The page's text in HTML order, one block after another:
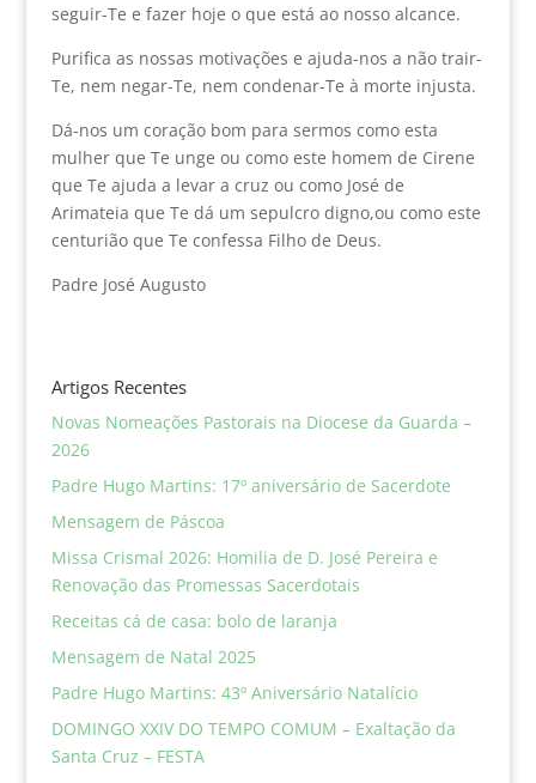
seguir-Te e fazer hoje o que está ao nosso alcance.
Purifica as nossas motivações e ajuda-nos a não trair-
Te, nem negar-Te, nem condenar-Te à morte injusta.
Dá-nos um coração bom para sermos como esta
mulher que Te unge ou como este homem de Cirene
que Te ajuda a levar a cruz ou como José de
Arimateia que Te dá um sepulcro digno,ou como este
centurião que Te confessa Filho de Deus.
Padre José Augusto
Artigos Recentes
Novas Nomeações Pastorais na Diocese da Guarda –
2026
Padre Hugo Martins: 17º aniversário de Sacerdote
Mensagem de Páscoa
Missa Crismal 2026: Homilia de D. José Pereira e
Renovação das Promessas Sacerdotais
Receitas cá de casa: bolo de laranja
Mensagem de Natal 2025
Padre Hugo Martins: 43º Aniversário Natalício
DOMINGO XXIV DO TEMPO COMUM – Exaltação da
Santa Cruz – FESTA